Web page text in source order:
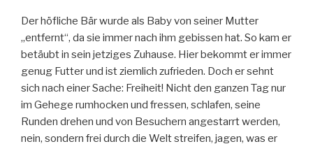
Der höfliche Bär wurde als Baby von seiner Mutter
„entfernt“, da sie immer nach ihm gebissen hat. So kam er
betäubt in sein jetziges Zuhause. Hier bekommt er immer
genug Futter und ist ziemlich zufrieden. Doch er sehnt
sich nach einer Sache: Freiheit! Nicht den ganzen Tag nur
im Gehege rumhocken und fressen, schlafen, seine
Runden drehen und von Besuchern angestarrt werden,
nein, sondern frei durch die Welt streifen, jagen, was er